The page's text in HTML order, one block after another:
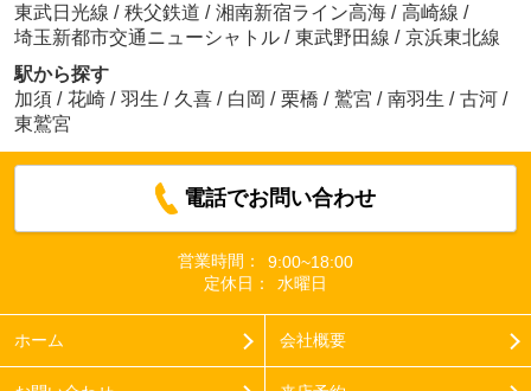
東武日光線 / 秩父鉄道 / 湘南新宿ライン高海 / 高崎線 /
埼玉新都市交通ニューシャトル / 東武野田線 / 京浜東北線
駅から探す
加須 / 花崎 / 羽生 / 久喜 / 白岡 / 栗橋 / 鷲宮 / 南羽生 / 古河 /
東鷲宮
電話でお問い合わせ
営業時間：
9:00~18:00
定休日：
水曜日
ホーム 会社概要